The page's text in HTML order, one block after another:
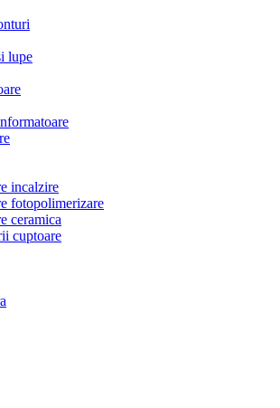
lupe
incalzire
fotopolimerizare
ceramica
cuptoare